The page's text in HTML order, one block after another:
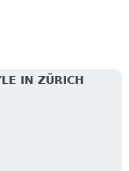
IN ZÜRICH